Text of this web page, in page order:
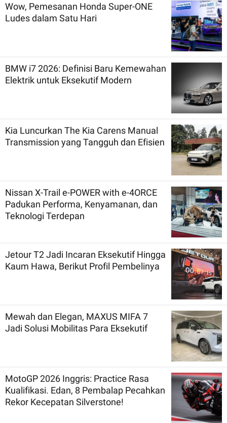
Wow, Pemesanan Honda Super-ONE
Ludes dalam Satu Hari
BMW i7 2026: Definisi Baru Kemewahan
Elektrik untuk Eksekutif Modern
Kia Luncurkan The Kia Carens Manual
Transmission yang Tangguh dan Efisien
Nissan X-Trail e-POWER with e-4ORCE
Padukan Performa, Kenyamanan, dan
Teknologi Terdepan
Jetour T2 Jadi Incaran Eksekutif Hingga
Kaum Hawa, Berikut Profil Pembelinya
Mewah dan Elegan, MAXUS MIFA 7
Jadi Solusi Mobilitas Para Eksekutif
MotoGP 2026 Inggris: Practice Rasa
Kualifikasi. Edan, 8 Pembalap Pecahkan
Rekor Kecepatan Silverstone!